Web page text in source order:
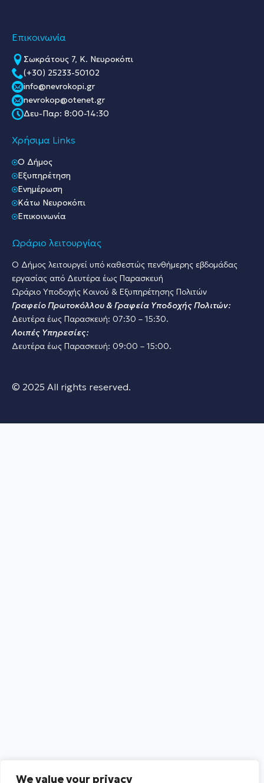
We value your privacy
Επικοινωνία
Σωκράτους 7, Κ. Νευροκόπι
(+30) 25233-50102
info@nevrokopi.gr
nevrokop@otenet.gr
Δευ-Παρ: 8:00-14:30
Χρήσιμα Links
O Δήμος
Εξυπηρέτηση
Ενημέρωση
Κάτω Νευροκόπι
Επικοινωνία
Ωράριο λειτουργίας
Ο Δήμος λειτουργεί υπό καθεστώς πενθήμερης εβδομάδας
εργασίας από Δευτέρα έως Παρασκευή
Ωράριο Υποδοχής Κοινού & Εξυπηρέτησης Πολιτών
Γραφείο Πρωτοκόλλου & Γραφεία Υποδοχής Πολιτών:
Δευτέρα έως Παρασκευή: 07:30 – 15:30.
Λοιπές Υπηρεσίες:
Δευτέρα έως Παρασκευή: 09:00 – 15:00.
© 2025 All rights reserved.